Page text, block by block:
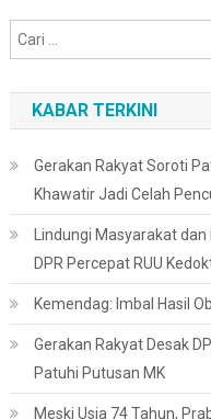
KABAR TERKINI
Gerakan Rakyat Soroti
Khawatir Jadi Celah
Lindungi Masyarakat
DPR Percepat RUU
Kemendag: Imbal Hasil
Gerakan Rakyat Desak
Patuhi Putusan MK
Meski Usia 74 Tahun,